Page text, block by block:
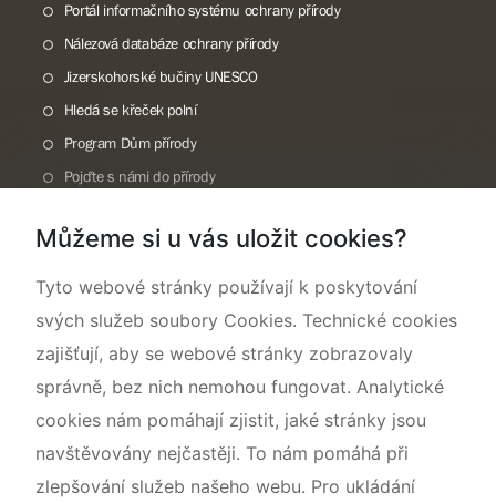
Portál informačního systému ochrany přírody
Nálezová databáze ochrany přírody
Jizerskohorské bučiny UNESCO
Hledá se křeček polní
Program Dům přírody
Pojďte s námi do přírody
Rok CHKO pod záštitou České komise pro UNESCO
Můžeme si u vás uložit cookies?
Tyto webové stránky používají k poskytování
svých služeb soubory Cookies. Technické cookies
zajišťují, aby se webové stránky zobrazovaly
správně, bez nich nemohou fungovat. Analytické
cookies nám pomáhají zjistit, jaké stránky jsou
navštěvovány nejčastěji. To nám pomáhá při
zlepšování služeb našeho webu. Pro ukládání